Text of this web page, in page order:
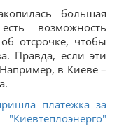
большая
возможность
отсрочке, чтобы
Правда, если эти
в Киеве –
платежка за